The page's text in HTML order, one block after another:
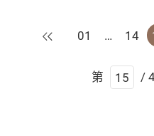
上一页
01 … 14
第 /